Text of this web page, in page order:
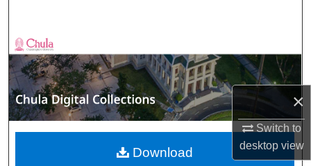
×
Switch to
desktopview
Browse Collections
My Account
About
Digital Commons Network™
Download